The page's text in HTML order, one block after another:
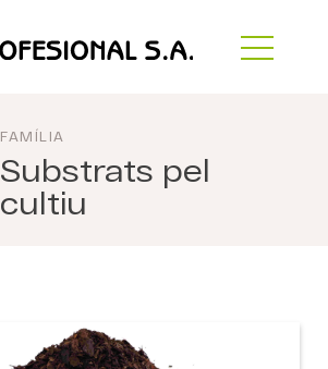
FAMÍLIA
Substrats pel
cultiu